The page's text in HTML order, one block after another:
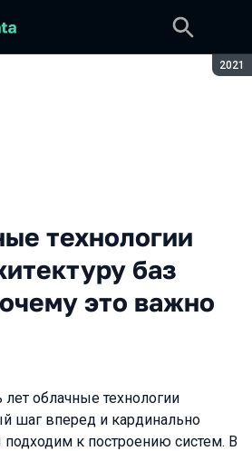
2021
технологии
баз
это важно
облачные технологии
шаг вперед и кардинально
к построению систем. В